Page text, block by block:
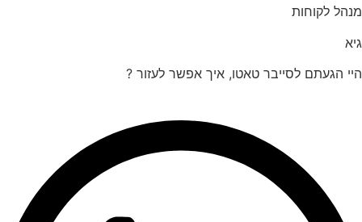
לקוחות
הגעתם לסייבר טאטו, איך אפשר לעזור ?